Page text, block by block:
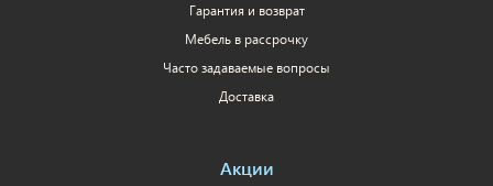
Гарантия и возврат
Мебель в рассрочку
Часто задаваемые вопросы
Доставка
Акции